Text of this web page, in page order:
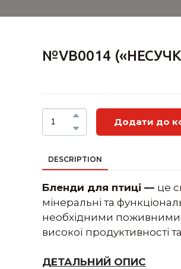
№VB0014
Додати до
DESCRIPTION
Бленди для птиці — це
мінеральні та
необхідними поживними
високої продуктивності та
ДЕТАЛЬНИЙ ОПИС